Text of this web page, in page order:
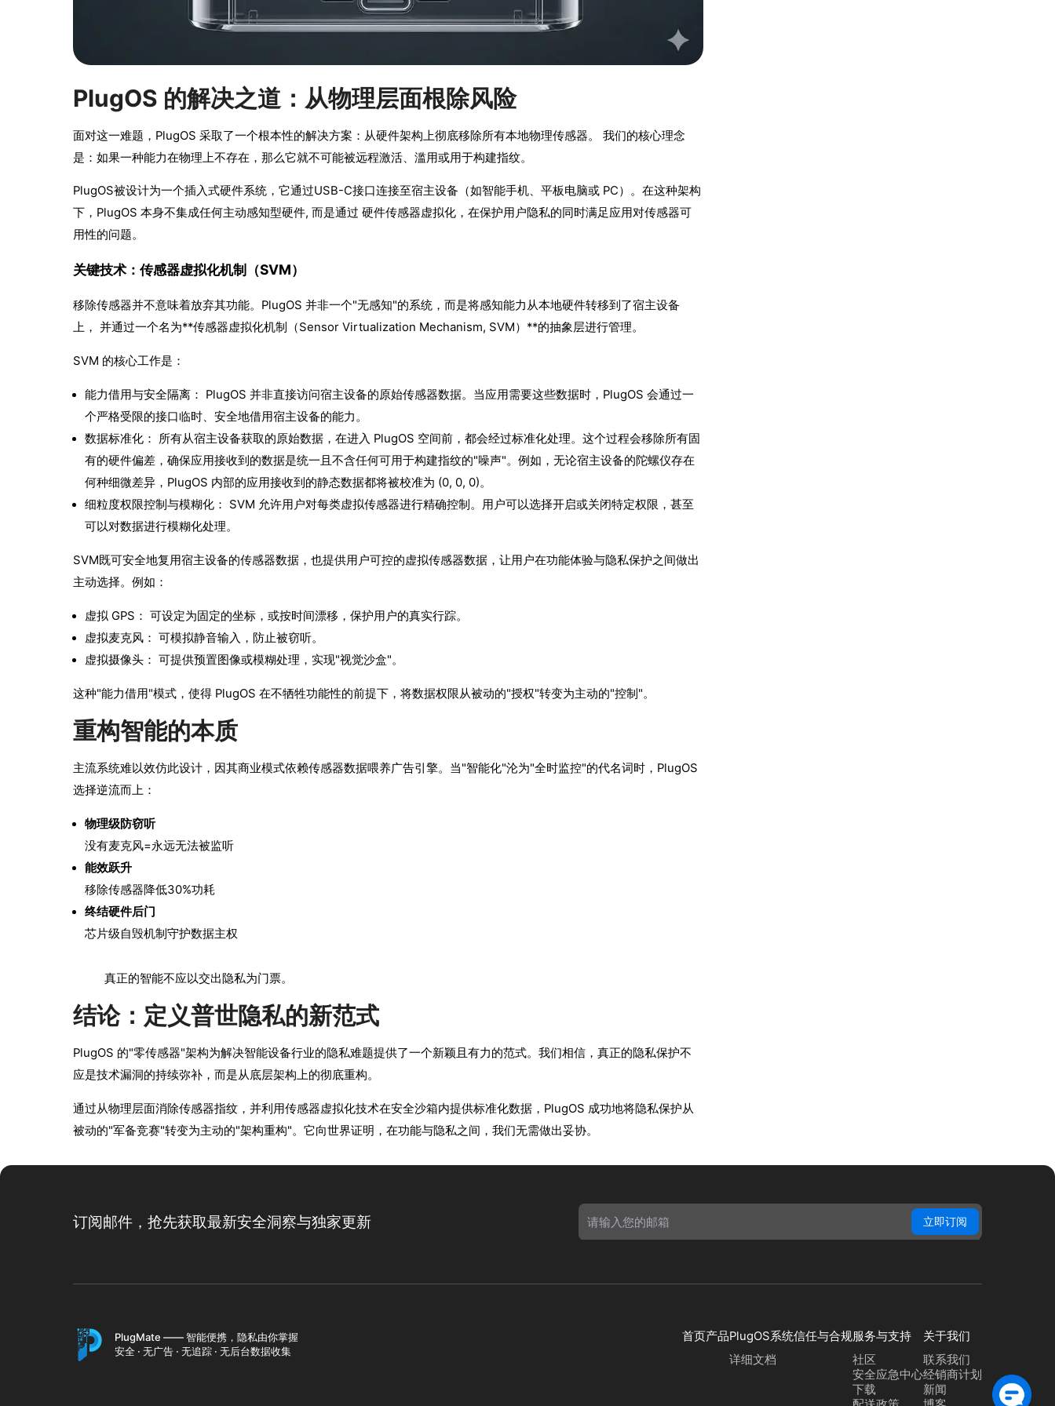
PlugOS 的解决之道：从物理层面根除风险
面对这一难题，PlugOS 采取了一个根本性的解决方案：从硬件架构上彻底移除所有本地物理传感器。 我们的核心理念
是：如果一种能力在物理上不存在，那么它就不可能被远程激活、滥用或用于构建指纹。
PlugOS被设计为一个插入式硬件系统，它通过USB-C接口连接至宿主设备（如智能手机、平板电脑或 PC）。在这种架构
下，PlugOS 本身不集成任何主动感知型硬件, 而是通过 硬件传感器虚拟化，在保护用户隐私的同时满足应用对传感器可
用性的问题。
关键技术：传感器虚拟化机制（SVM）
移除传感器并不意味着放弃其功能。PlugOS 并非一个"无感知"的系统，而是将感知能力从本地硬件转移到了宿主设备
上， 并通过一个名为**传感器虚拟化机制（Sensor Virtualization Mechanism, SVM）**的抽象层进行管理。
SVM 的核心工作是：
能力借用与安全隔离： PlugOS 并非直接访问宿主设备的原始传感器数据。当应用需要这些数据时，PlugOS 会通过一
个严格受限的接口临时、安全地借用宿主设备的能力。
数据标准化： 所有从宿主设备获取的原始数据，在进入 PlugOS 空间前，都会经过标准化处理。这个过程会移除所有固
有的硬件偏差，确保应用接收到的数据是统一且不含任何可用于构建指纹的"噪声"。例如，无论宿主设备的陀螺仪存在
何种细微差异，PlugOS 内部的应用接收到的静态数据都将被校准为 (0, 0, 0)。
细粒度权限控制与模糊化： SVM 允许用户对每类虚拟传感器进行精确控制。用户可以选择开启或关闭特定权限，甚至
可以对数据进行模糊化处理。
SVM既可安全地复用宿主设备的传感器数据，也提供用户可控的虚拟传感器数据，让用户在功能体验与隐私保护之间做出
主动选择。例如：
虚拟 GPS： 可设定为固定的坐标，或按时间漂移，保护用户的真实行踪。
虚拟麦克风： 可模拟静音输入，防止被窃听。
虚拟摄像头： 可提供预置图像或模糊处理，实现"视觉沙盒"。
这种"能力借用"模式，使得 PlugOS 在不牺牲功能性的前提下，将数据权限从被动的"授权"转变为主动的"控制"。
重构智能的本质
主流系统难以效仿此设计，因其商业模式依赖传感器数据喂养广告引擎。当"智能化"沦为"全时监控"的代名词时，PlugOS
选择逆流而上：
物理级防窃听
没有麦克风=永远无法被监听
能效跃升
移除传感器降低30%功耗
终结硬件后门
芯片级自毁机制守护数据主权
真正的智能不应以交出隐私为门票。
结论：定义普世隐私的新范式
PlugOS 的"零传感器"架构为解决智能设备行业的隐私难题提供了一个新颖且有力的范式。我们相信，真正的隐私保护不
应是技术漏洞的持续弥补，而是从底层架构上的彻底重构。
通过从物理层面消除传感器指纹，并利用传感器虚拟化技术在安全沙箱内提供标准化数据，PlugOS 成功地将隐私保护从
被动的"军备竞赛"转变为主动的"架构重构"。它向世界证明，在功能与隐私之间，我们无需做出妥协。
订阅邮件，抢先获取最新安全洞察与独家更新 立即订阅
PlugMate —— 智能便携，隐私由你掌握
安全 · 无广告 · 无追踪 · 无后台数据收集
首页产品PlugOS系统
详细文档
信任与合规服务与支持
社区
安全应急中心
下载
关于我们
联系我们
经销商计划
新闻